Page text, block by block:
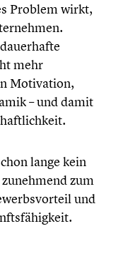
Problem wirkt,
mehr
Motiva­tion,
– und damit
lange kein
zum
und